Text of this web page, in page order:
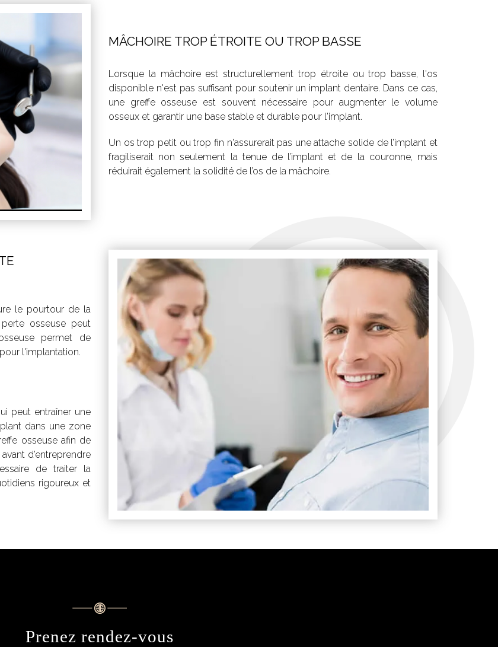
MÂCHOIRE TROP ÉTROITE OU TROP BASSE
Lorsque la mâchoire est structurellement trop étroite ou trop basse, l'os
disponible n'est pas suffisant pour soutenir un implant dentaire. Dans ce cas,
une greffe osseuse est souvent nécessaire pour augmenter le volume
osseux et garantir une base stable et durable pour l'implant.
Un os trop petit ou trop fin n'assurerait pas une attache solide de l’implant et
fragiliserait non seulement la tenue de l’implant et de la couronne, mais
réduirait également la solidité de l’os de la mâchoire.
le pourtour de la
osseuse peut
permet de
l'implantation.
peut entraîner une
dans une zone
osseuse afin de
d’entreprendre
de traiter la
rigoureux et
Prenez rendez-vous